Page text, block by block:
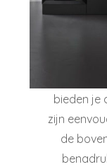
bieden je
zijn
de